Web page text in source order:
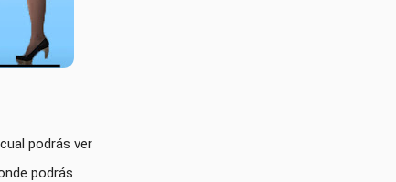
podrás ver
podrás